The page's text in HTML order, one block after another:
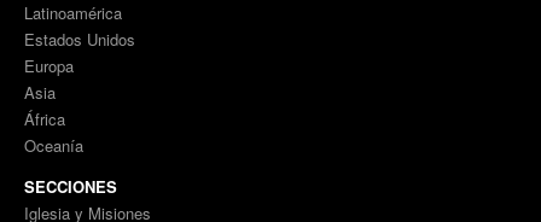
Latinoamérica
Estados Unidos
Europa
Asia
África
Oceanía
SECCIONES
Iglesia y Misiones